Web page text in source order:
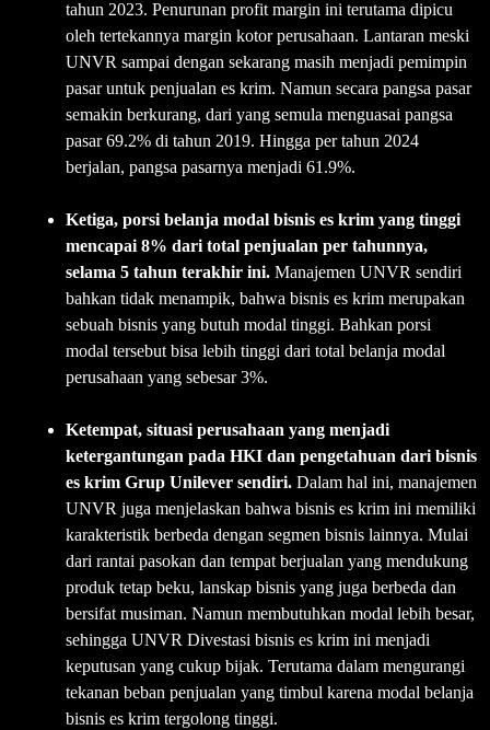
tahun 2023. Penurunan profit margin ini terutama dipicu
oleh tertekannya margin kotor perusahaan. Lantaran meski
UNVR sampai dengan sekarang masih menjadi pemimpin
pasar untuk penjualan es krim. Namun secara pangsa pasar
semakin berkurang, dari yang semula menguasai pangsa
pasar 69.2% di tahun 2019. Hingga per tahun 2024
berjalan, pangsa pasarnya menjadi 61.9%.
Ketiga, porsi belanja modal bisnis es krim yang tinggi
mencapai 8% dari total penjualan per tahunnya,
selama 5 tahun terakhir ini. Manajemen UNVR sendiri
bahkan tidak menampik, bahwa bisnis es krim merupakan
sebuah bisnis yang butuh modal tinggi. Bahkan porsi
modal tersebut bisa lebih tinggi dari total belanja modal
perusahaan yang sebesar 3%.
Ketempat, situasi perusahaan yang menjadi
ketergantungan pada HKI dan pengetahuan dari bisnis
es krim Grup Unilever sendiri. Dalam hal ini, manajemen
UNVR juga menjelaskan bahwa bisnis es krim ini memiliki
karakteristik berbeda dengan segmen bisnis lainnya. Mulai
dari rantai pasokan dan tempat berjualan yang mendukung
produk tetap beku, lanskap bisnis yang juga berbeda dan
bersifat musiman. Namun membutuhkan modal lebih besar,
sehingga UNVR Divestasi bisnis es krim ini menjadi
keputusan yang cukup bijak. Terutama dalam mengurangi
tekanan beban penjualan yang timbul karena modal belanja
bisnis es krim tergolong tinggi.